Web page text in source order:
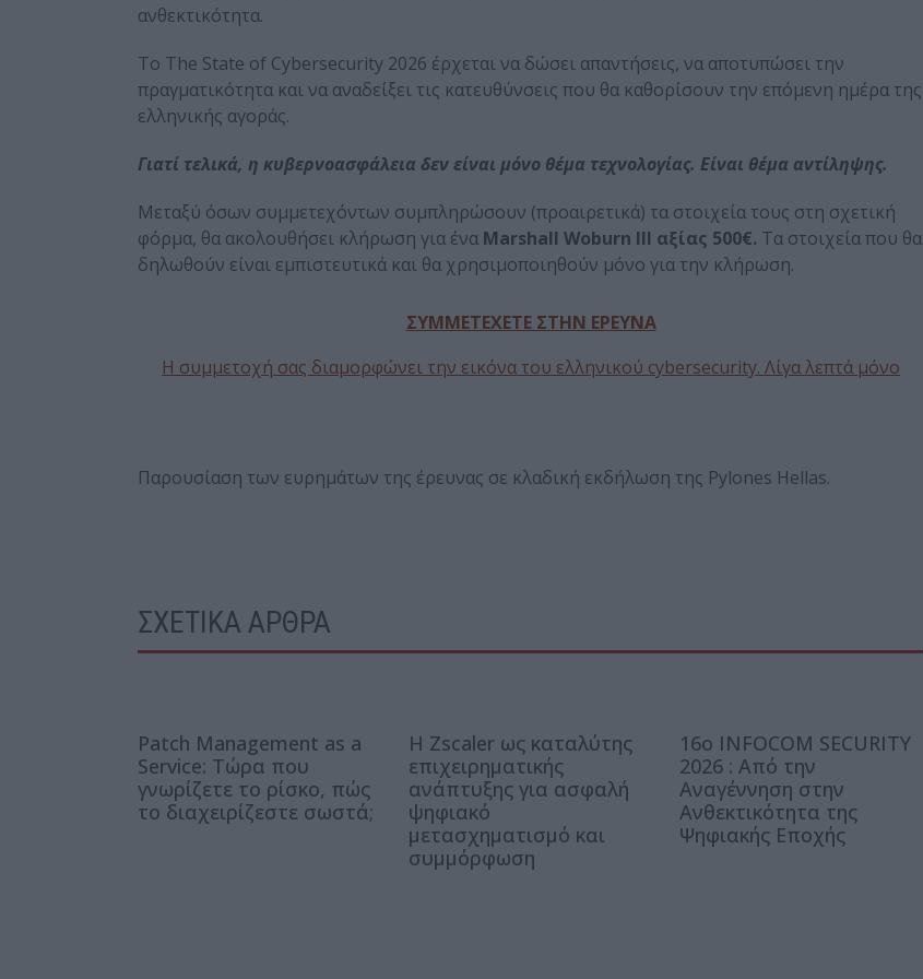
ανθεκτικότητα.
Το The State of Cybersecurity 2026 έρχεται να δώσει απαντήσεις, να αποτυπώσει την
πραγματικότητα και να αναδείξει τις κατευθύνσεις που θα καθορίσουν την επόμενη ημέρα της
ελληνικής αγοράς.
Γιατί τελικά, η κυβερνοασφάλεια δεν είναι μόνο θέμα τεχνολογίας. Είναι θέμα αντίληψης.
Μεταξύ όσων συμμετεχόντων συμπληρώσουν (προαιρετικά) τα στοιχεία τους στη σχετική
φόρμα, θα ακολουθήσει κλήρωση για ένα Marshall Woburn III αξίας 500€. Τα στοιχεία που θα
δηλωθούν είναι εμπιστευτικά και θα χρησιμοποιηθούν μόνο για την κλήρωση.
ΣΥΜΜΕΤΕΧΕΤΕ ΣΤΗΝ ΕΡΕΥΝΑ
Η συμμετοχή σας διαμορφώνει την εικόνα του ελληνικού cybersecurity. Λίγα λεπτά μόνο
Παρουσίαση των ευρημάτων της έρευνας σε κλαδική εκδήλωση της Pylones Hellas.
ΣΧΕΤΙΚΑ ΑΡΘΡΑ
Patch Management as a
Service: Τώρα που
γνωρίζετε το ρίσκο, πώς
το διαχειρίζεστε σωστά;
Η Zscaler ως καταλύτης
επιχειρηματικής
ανάπτυξης για ασφαλή
ψηφιακό
μετασχηματισμό και
συμμόρφωση
16ο INFOCOM SECURITY
2026 : Από την
Αναγέννηση στην
Ανθεκτικότητα της
Ψηφιακής Εποχής